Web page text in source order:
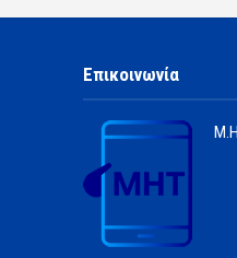
Επικοινωνία